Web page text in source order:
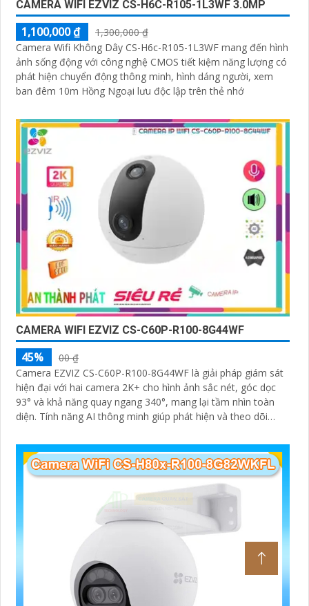
CAMERA WIFI EZVIZ CS-H6C-R105-1L3WF 3.0MP
1,100,000 ₫
1,300,000 ₫
Camera Wifi Không Dây CS-H6c-R105-1L3WF mang đến hình
ảnh sống động với công nghệ CMOS tiết kiệm năng lượng có
phát hiện chuyển động thông minh, hình dáng người, xem
ban đêm 10m Hồng Ngoại lưu độc lập trên thẻ nhớ
CAMERA WIFI EZVIZ CS-C60P-R100-8G44WF
45%
00 ₫
Camera EZVIZ CS-C60P-R100-8G44WF là giải pháp giám sát
hiện đại với hai camera 2K+ cho hình ảnh sắc nét, góc dọc
93° và khả năng quay ngang 340°, mang lại tầm nhìn toàn
diện. Tính năng AI thông minh giúp phát hiện và theo dõi